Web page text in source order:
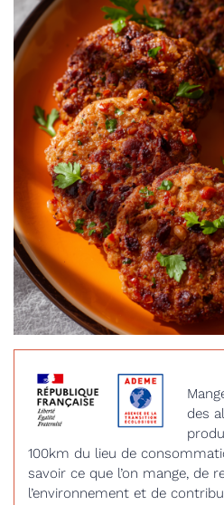
des
100km du lieu de
savoir ce que l’on mange, de
l’environnement et de